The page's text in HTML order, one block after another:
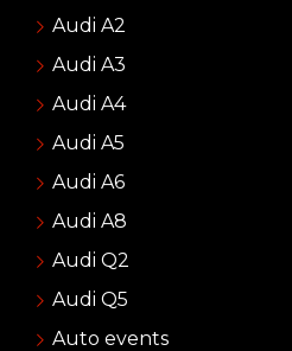
Audi A2
Audi A3
Audi A4
Audi A5
Audi A6
Audi A8
Audi Q2
Audi Q5
Auto events